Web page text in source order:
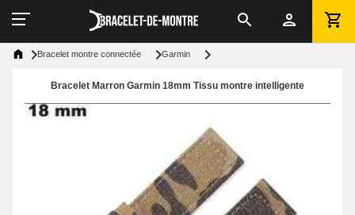
Bracelet montre connectée Garmin
Bracelet Marron Garmin 18mm Tissu montre intelligente